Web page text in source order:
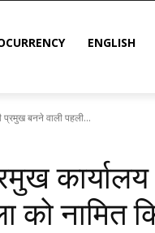
ENGLISH
बनने वाली पहली...
को नामित